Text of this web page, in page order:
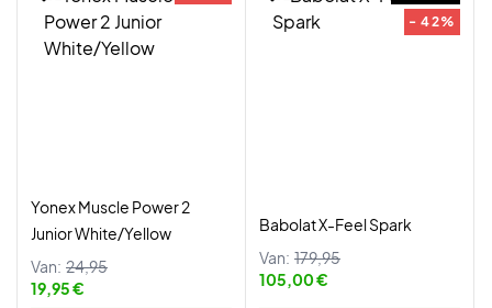
Yonex Muscle Power 2
Junior White/Yellow
Van: 24,95
19,95 €
- 42%
Babolat X-Feel Spark
Van: 179,95
105,00 €